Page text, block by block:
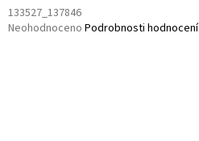
133527_137846
Průměrné
Neohodnoceno Podrobnosti hodnocení